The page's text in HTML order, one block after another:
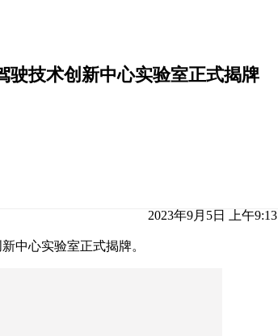
驶技术创新中心实验室正式揭牌
2023年9月5日 上午9:13
中心实验室正式揭牌。